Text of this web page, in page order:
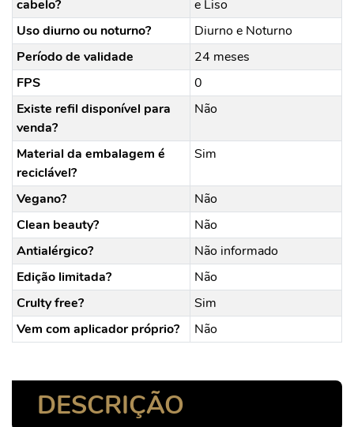
cabelo?
e Liso
Uso diurno ou noturno?
Diurno e Noturno
Período de validade
24 meses
FPS
0
Existe refil disponível para
venda?
Não
Material da embalagem é
reciclável?
Sim
Vegano?
Não
Clean beauty?
Não
Antialérgico?
Não informado
Edição limitada?
Não
Crulty free?
Sim
Vem com aplicador próprio?
Não
DESCRIÇÃO